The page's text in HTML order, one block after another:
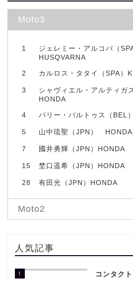
Moto3
1
ジェレミー・アルコバ（SPA
HUSQVARNA
2 カルロス・タタイ（SPA）
3
シャヴィエル・アルティガ
HONDA
4 バリー・バルトゥス（BEL
5 山中琉聖（JPN） HONDA
7 國井勇輝（JPN）HONDA
15 埜口遥希（JPN）HONDA
28 有田光（JPN）HONDA
Moto2
人気記事
1 コンタクト